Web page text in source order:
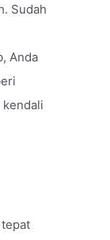
Sudah
Anda
kendali